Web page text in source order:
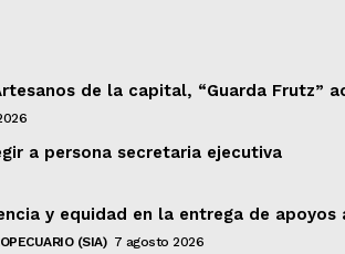
de la capital, “Guarda
a persona secretaria ejecutiva
y equidad en la entrega de apoyos
(SIA) 7 agosto 2026